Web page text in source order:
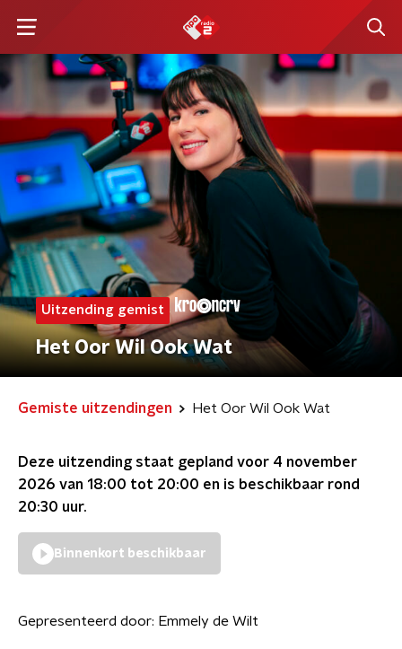
Uitzending gemist
Het Oor Wil Ook Wat
Gemiste uitzendingen Het Oor Wil Ook Wat
Deze uitzending staat gepland voor 4 november
2026 van 18:00 tot 20:00 en is beschikbaar rond
20:30 uur.
Binnenkort beschikbaar
Gepresenteerd door: Emmely de Wilt